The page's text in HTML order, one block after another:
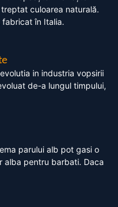
culoarea naturală.
în Italia.
in industria vopsirii
de-a lungul timpului,
parului alb pot gasi o
alba pentru barbati. Daca